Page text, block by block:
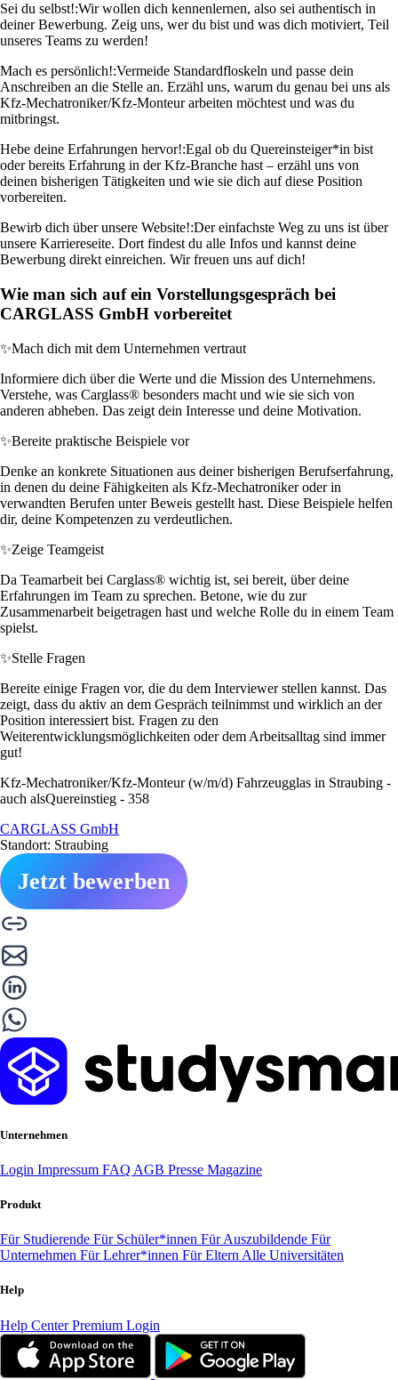
Sei du selbst!:Wir wollen dich kennenlernen, also sei authentisch in
deiner Bewerbung. Zeig uns, wer du bist und was dich motiviert, Teil
unseres Teams zu werden!
Mach es persönlich!:Vermeide Standardfloskeln und passe dein
Anschreiben an die Stelle an. Erzähl uns, warum du genau bei uns als
Kfz-Mechatroniker/Kfz-Monteur arbeiten möchtest und was du
mitbringst.
Hebe deine Erfahrungen hervor!:Egal ob du Quereinsteiger*in bist
oder bereits Erfahrung in der Kfz-Branche hast – erzähl uns von
deinen bisherigen Tätigkeiten und wie sie dich auf diese Position
vorbereiten.
Bewirb dich über unsere Website!:Der einfachste Weg zu uns ist über
unsere Karriereseite. Dort findest du alle Infos und kannst deine
Bewerbung direkt einreichen. Wir freuen uns auf dich!
Wie man sich auf ein Vorstellungsgespräch bei
CARGLASS GmbH vorbereitet
✨Mach dich mit dem Unternehmen vertraut
Informiere dich über die Werte und die Mission des Unternehmens.
Verstehe, was Carglass® besonders macht und wie sie sich von
anderen abheben. Das zeigt dein Interesse und deine Motivation.
✨Bereite praktische Beispiele vor
Denke an konkrete Situationen aus deiner bisherigen Berufserfahrung,
in denen du deine Fähigkeiten als Kfz-Mechatroniker oder in
verwandten Berufen unter Beweis gestellt hast. Diese Beispiele helfen
dir, deine Kompetenzen zu verdeutlichen.
✨Zeige Teamgeist
Da Teamarbeit bei Carglass® wichtig ist, sei bereit, über deine
Erfahrungen im Team zu sprechen. Betone, wie du zur
Zusammenarbeit beigetragen hast und welche Rolle du in einem Team
spielst.
✨Stelle Fragen
Bereite einige Fragen vor, die du dem Interviewer stellen kannst. Das
zeigt, dass du aktiv an dem Gespräch teilnimmst und wirklich an der
Position interessiert bist. Fragen zu den
Weiterentwicklungsmöglichkeiten oder dem Arbeitsalltag sind immer
gut!
Kfz-Mechatroniker/Kfz-Monteur (w/m/d) Fahrzeugglas in Straubing -
auch alsQuereinstieg - 358
CARGLASS GmbH
Standort: Straubing
Jetzt bewerben
Unternehmen
Login Impressum FAQ AGB Presse Magazine
Produkt
Für Studierende Für Schüler*innen Für Auszubildende Für
Unternehmen Für Lehrer*innen Für Eltern Alle Universitäten
Help
Help CenterPremium Login